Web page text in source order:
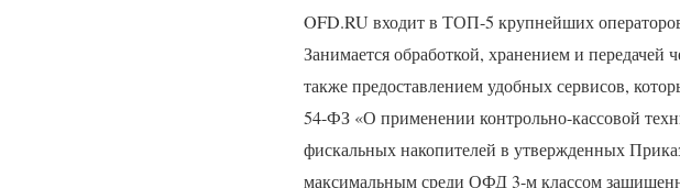
OFD.RU входит в ТОП-5 крупнейших
Занимается обработкой, хранением и
также предоставлением удобных сервисов,
54-ФЗ «О применении контрольно-кассовой
фискальных накопителей в утвержденных
максимальным среди ОФД3-м классом